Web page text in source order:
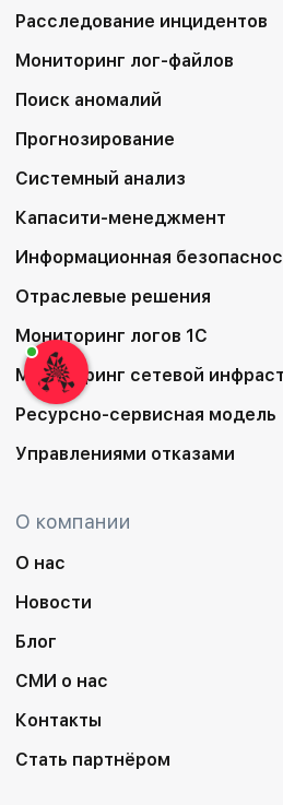
Расследование инцидентов
Мониторинг лог-файлов
Поиск аномалий
Прогнозирование
Системный анализ
Капасити-менеджмент
Информационная
Отраслевые решения
Мониторинг логов 1С
Мониторинг сетевой
Ресурсно-сервисная модель
Управлениями отказами
О компании
О нас
Новости
Блог
СМИ о нас
Контакты
Стать партнёром